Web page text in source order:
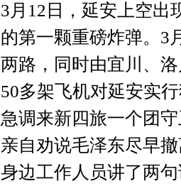
3月12日，延安上空出
的第一颗重磅炸弹。3
两路，同时由宜川、
50多架飞机对延安实
急调来新四旅一个团
亲自劝说毛泽东尽早
身边工作人员讲了两